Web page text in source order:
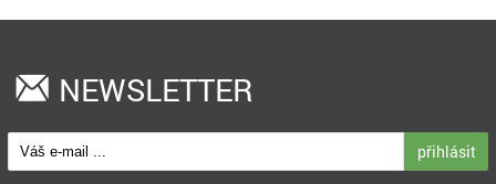
NEWSLETTER
přihlásit